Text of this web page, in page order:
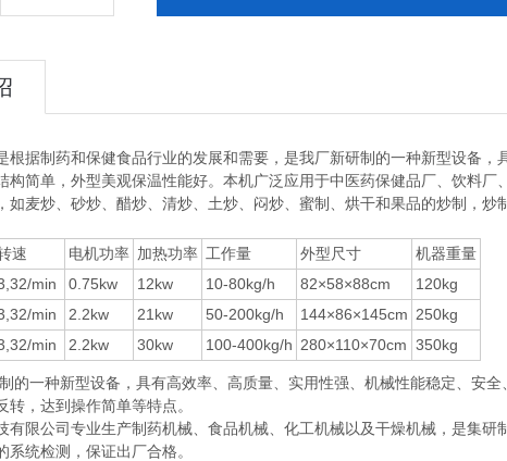
根据制药和保健食品行业的发展和需要，是我厂新研制的一种新型设备
构简单，外型美观保温性能好。本机广泛应用于中医药保健品厂、饮料
如麦炒、砂炒、醋炒、清炒、土炒、闷炒、蜜制、烘干和果品的炒制，炒
速 电机功率 加热功率 工作量 外型尺寸
机器重量
min 0.75kw 12kw 10-80kg/h 82×58×88cm
120kg
min 2.2kw 21kw 50-200kg/h 144×86×145cm 250kg
min 2.2kw 30kw 100-400kg/h 280×110×70cm 350kg
的一种新型设备，具有高效率、高质量、实用性强、机械性能稳定、安
转，达到操作简单等特点。
有限公司专业生产制药机械、食品机械、化工机械以及干燥机械，是集
系统检测，保证出厂合格。